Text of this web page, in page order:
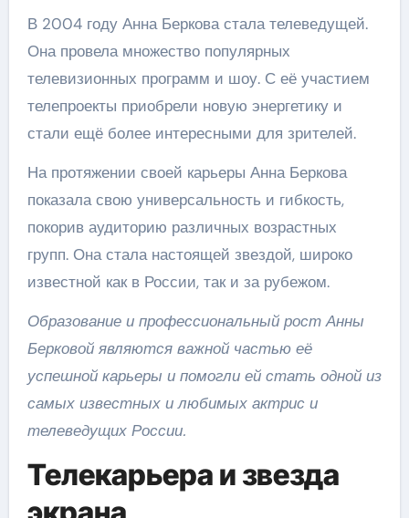
В 2004 году Анна Беркова стала телеведущей.
Она провела множество популярных
телевизионных программ и шоу. С её участием
телепроекты приобрели новую энергетику и
стали ещё более интересными для зрителей.
На протяжении своей карьеры Анна Беркова
показала свою универсальность и гибкость,
покорив аудиторию различных возрастных
групп. Она стала настоящей звездой, широко
известной как в России, так и за рубежом.
Образование и профессиональный рост Анны
Берковой являются важной частью её
успешной карьеры и помогли ей стать одной из
самых известных и любимых актрис и
телеведущих России.
Телекарьера и звезда